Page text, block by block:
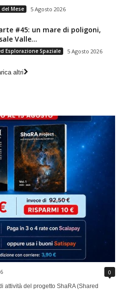
Mese 5 Agosto 2026
#45: un mare di poligoni,
Valle...
Esplorazione Spaziale 5 Agosto 2026
altri
0
attività del progetto ShaRA (Shared